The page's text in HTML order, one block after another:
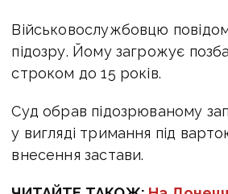
Військовослужбовцю
підозру. Йому загрожує
строком до 15 років.
Суд обрав підозрюваному
у вигляді тримання під
внесення застави.